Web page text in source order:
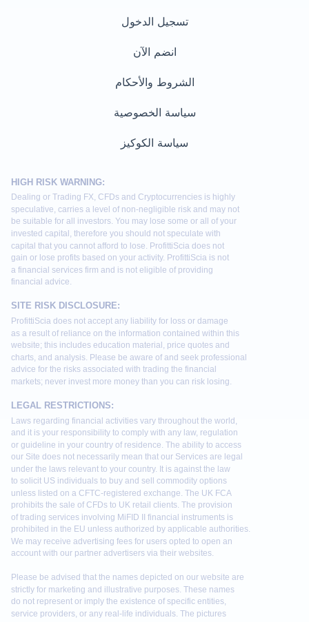
تسجيل الدخول
انضم الآن
الشروط والأحكام
سياسة الخصوصية
سياسة الكوكيز